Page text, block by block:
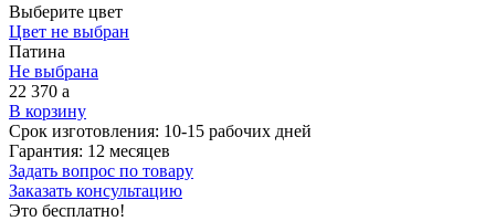
Выберите цвет
Цвет не выбран
Патина
Не выбрана
22 370 a
В корзину
Срок изготовления: 10-15 рабочих дней
Гарантия: 12 месяцев
Задать вопрос по товару
Заказать консультацию
Это бесплатно!